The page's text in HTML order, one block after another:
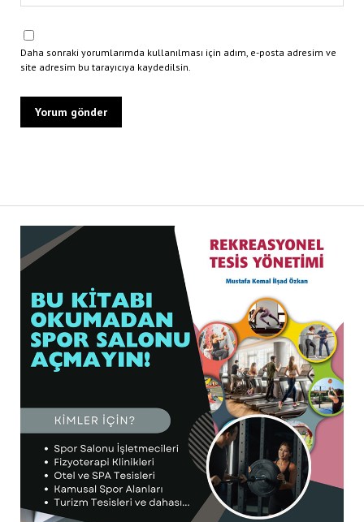
Daha sonraki yorumlarımda kullanılması için adım, e-posta adresim ve
site adresim bu tarayıcıya kaydedilsin.